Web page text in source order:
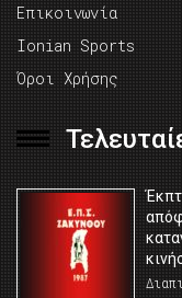
Επικοινωνία
Ionian Sports
Όροι Χρήσης